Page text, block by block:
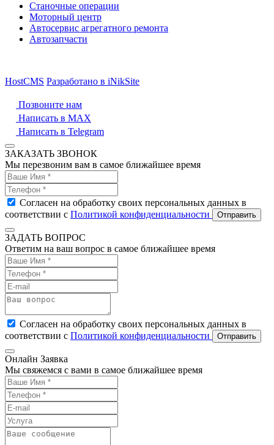
Станочные операции
Моторный центр
Автосервис агрегатного ремонта
Автозапчасти
HostCMS Разработано в iNikSite
Позвоните нам
Написать в MAX
Написать в Telegram
ЗАКАЗАТЬ ЗВОНОК
Мы перезвоним вам в самое ближайшее время
Согласен на обработку своих персональных данных в
соответствии с Политикой конфиденциальности Отправить
ЗАДАТЬ ВОПРОС
Ответим на ваш вопрос в самое ближайшее время
Согласен на обработку своих персональных данных в
соответствии с Политикой конфиденциальности Отправить
Онлайн Заявка
Мы свяжемся с вами в самое ближайшее время